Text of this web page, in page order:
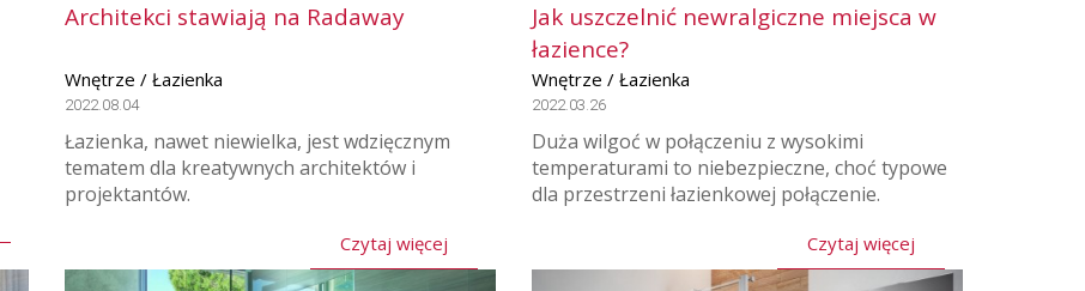
Architekci stawiają na Radaway
Wnętrze / Łazienka
2022.08.04
Łazienka, nawet niewielka, jest wdzięcznym
tematem dla kreatywnych architektów i
projektantów.
Czytaj więcej
Jak uszczelnić newralgiczne miejsca w
łazience?
Wnętrze / Łazienka
2022.03.26
Duża wilgoć w połączeniu z wysokimi
temperaturami to niebezpieczne, choć typowe
dla przestrzeni łazienkowej połączenie.
Czytaj więcej